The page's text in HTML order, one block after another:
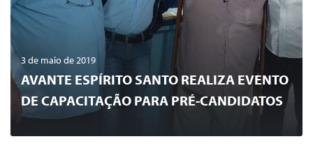
3 de maio de 2019
AVANTE ESPÍRITO SANTO REALIZA EVENTO
DE CAPACITAÇÃO PARA PRÉ-CANDIDATOS